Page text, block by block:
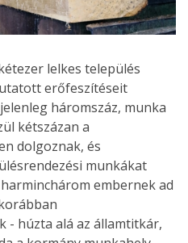
lelkes település
erőfeszítéseit
háromszáz, munka
kétszázan a
dolgoznak, és
munkákat
embernek ad
húzta alá az államtitkár,